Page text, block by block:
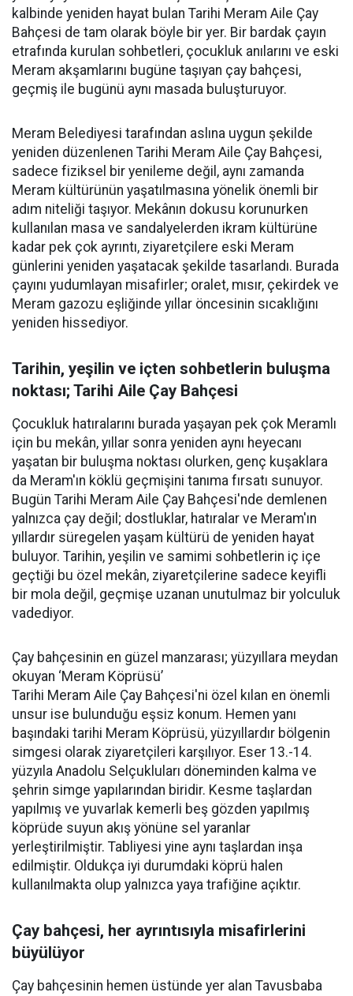
kalbinde yeniden hayat bulan Tarihi Meram Aile Çay
Bahçesi de tam olarak böyle bir yer. Bir bardak çayın
etrafında kurulan sohbetleri, çocukluk anılarını ve eski
Meram akşamlarını bugüne taşıyan çay bahçesi,
geçmiş ile bugünü aynı masada buluşturuyor.
Meram Belediyesi tarafından aslına uygun şekilde
yeniden düzenlenen Tarihi Meram Aile Çay Bahçesi,
sadece fiziksel bir yenileme değil, aynı zamanda
Meram kültürünün yaşatılmasına yönelik önemli bir
adım niteliği taşıyor. Mekânın dokusu korunurken
kullanılan masa ve sandalyelerden ikram kültürüne
kadar pek çok ayrıntı, ziyaretçilere eski Meram
günlerini yeniden yaşatacak şekilde tasarlandı. Burada
çayını yudumlayan misafirler; oralet, mısır, çekirdek ve
Meram gazozu eşliğinde yıllar öncesinin sıcaklığını
yeniden hissediyor.
Tarihin, yeşilin ve içten sohbetlerin buluşma
noktası; Tarihi Aile Çay Bahçesi
Çocukluk hatıralarını burada yaşayan pek çok Meramlı
için bu mekân, yıllar sonra yeniden aynı heyecanı
yaşatan bir buluşma noktası olurken, genç kuşaklara
da Meram'ın köklü geçmişini tanıma fırsatı sunuyor.
Bugün Tarihi Meram Aile Çay Bahçesi'nde demlenen
yalnızca çay değil; dostluklar, hatıralar ve Meram'ın
yıllardır süregelen yaşam kültürü de yeniden hayat
buluyor. Tarihin, yeşilin ve samimi sohbetlerin iç içe
geçtiği bu özel mekân, ziyaretçilerine sadece keyifli
bir mola değil, geçmişe uzanan unutulmaz bir yolculuk
vadediyor.
Çay bahçesinin en güzel manzarası; yüzyıllara meydan
okuyan ‘Meram Köprüsü’
Tarihi Meram Aile Çay Bahçesi'ni özel kılan en önemli
unsur ise bulunduğu eşsiz konum. Hemen yanı
başındaki tarihi Meram Köprüsü, yüzyıllardır bölgenin
simgesi olarak ziyaretçileri karşılıyor. Eser 13.-14.
yüzyıla Anadolu Selçukluları döneminden kalma ve
şehrin simge yapılarından biridir. Kesme taşlardan
yapılmış ve yuvarlak kemerli beş gözden yapılmış
köprüde suyun akış yönüne sel yaranlar
yerleştirilmiştir. Tabliyesi yine aynı taşlardan inşa
edilmiştir. Oldukça iyi durumdaki köprü halen
kullanılmakta olup yalnızca yaya trafiğine açıktır.
Çay bahçesi, her ayrıntısıyla misafirlerini
büyülüyor
Çay bahçesinin hemen üstünde yer alan Tavusbaba